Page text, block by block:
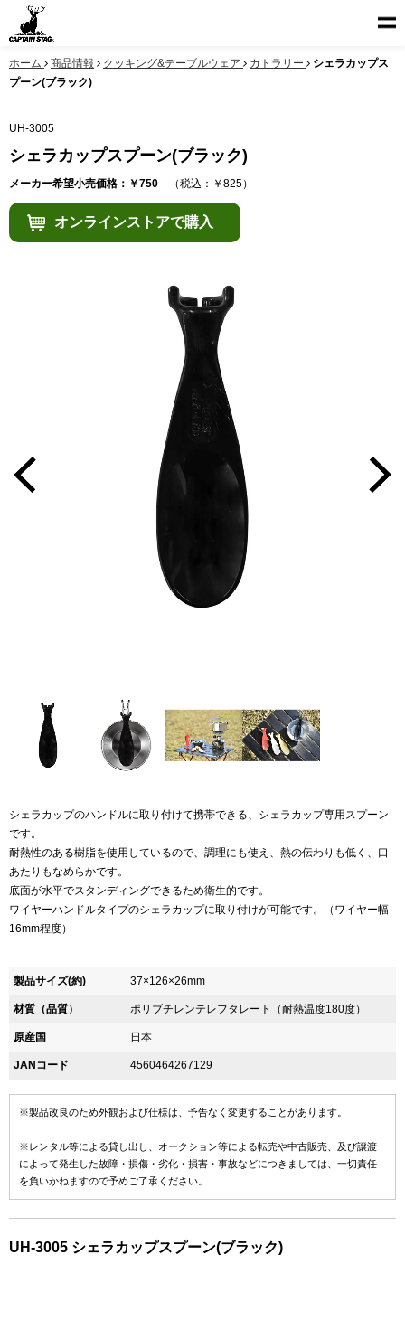
ホーム 商品情報 クッキング&テーブルウェア カトラリー
シェラカップス
プーン(ブラック)
UH-3005
シェラカップスプーン(ブラック)
メーカー希望小売価格：￥750 （税込：￥825）
オンラインストアで購入
シェラカップのハンドルに取り付けて携帯できる、シェラカップ専用スプーン
です。
耐熱性のある樹脂を使用しているので、調理にも使え、熱の伝わりも低く、口
あたりもなめらかです。
底面が水平でスタンディングできるため衛生的です。
ワイヤーハンドルタイプのシェラカップに取り付けが可能です。（ワイヤー幅
16mm程度）
製品サイズ(約) 37×126×26mm
材質（品質） ポリブチレンテレフタレート（耐熱温度180度）
原産国 日本
JANコード 4560464267129
※製品改良のため外観および仕様は、予告なく変更することがあります。
※レンタル等による貸し出し、オークション等による転売や中古販売、及び譲渡
によって発生した故障・損傷・劣化・損害・事故などにつきましては、一切責任
を負いかねますので予めご了承ください。
UH-3005 シェラカップスプーン(ブラック)